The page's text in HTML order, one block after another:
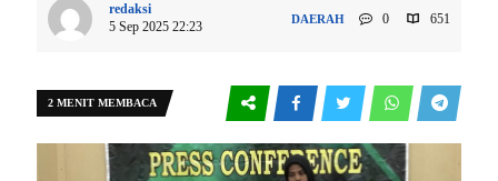
redaksi
5 Sep 2025 22:23
DAERAH 0 651
2 MENIT MEMBACA